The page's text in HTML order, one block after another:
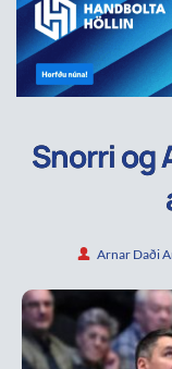
Snorri og
Arnar Daði